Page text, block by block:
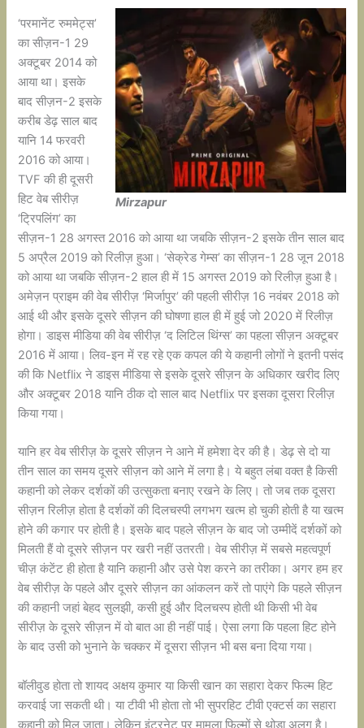
Mirzapur
‘परमानेंट रुममेट्स’
का सीज़न-1 29
अक्टूबर 2014 को
आया था। इसके
बाद सीज़न-2 इसके
करीब डेढ़ साल बाद
यानि 14 फरवरी
2016 को आया।
TVF की ही दूसरी
हिट वेब सीरीज़
‘ट्रिपलिंग’ का
सीज़न-1 28 अगस्त 2016 को आया था जबकि सीज़न-2 इसके तीन साल बाद
5 अप्रैल 2019 को रिलीज़ हुआ। ‘सेक्रेड गेम्स’ का सीज़न-1 28 जून 2018
को आया था जबकि सीज़न-2 हाल ही में 15 अगस्त 2019 को रिलीज़ हुआ है।
अमेज़न प्राइम की वेब सीरीज़ ‘मिर्जापुर’ की पहली सीरीज़ 16 नवंबर 2018 को
आई थी और इसके दूसरे सीज़न की घोषणा हाल ही में हुई जो 2020 में रिलीज़
होगा। डाइस मीडिया की वेब सीरीज़ ‘द लिटिल थिंग्स’ का पहला सीज़न अक्टूबर
2016 में आया। लिव-इन में रह रहे एक कपल की ये कहानी लोगों ने इतनी पसंद
की कि Netflix ने डाइस मीडिया से इसके दूसरे सीज़न के अधिकार खरीद लिए
और अक्टूबर 2018 यानि ठीक दो साल बाद Netflix पर इसका दूसरा रिलीज़
किया गया।
यानि हर वेब सीरीज़ के दूसरे सीज़न ने आने में हमेशा देर की है। डेढ़ से दो या
तीन साल का समय दूसरे सीज़न को आने में लगा है। ये बहुत लंबा वक्त है किसी
कहानी को लेकर दर्शकों की उत्सुकता बनाए रखने के लिए। तो जब तक दूसरा
सीज़न रिलीज़ होता है दर्शकों की दिलचस्पी लगभग खत्म हो चुकी होती है या खत्म
होने की कगार पर होती है। इसके बाद पहले सीज़न के बाद जो उम्मीदें दर्शकों को
मिलती हैं वो दूसरे सीज़न पर खरी नहीं उतरती। वेब सीरीज़ में सबसे महत्वपूर्ण
चीज़ कंटेंट ही होता है यानि कहानी और उसे पेश करने का तरीका। अगर हम हर
वेब सीरीज़ के पहले और दूसरे सीज़न का आंकलन करें तो पाएंगे कि पहले सीज़न
की कहानी जहां बेहद सुलझी, कसी हुई और दिलचस्प होती थी किसी भी वेब
सीरीज़ के दूसरे सीज़न में वो बात आ ही नहीं पाई। ऐसा लगा कि पहला हिट होने
के बाद उसी को भुनाने के चक्कर में दूसरा सीज़न भी बस बना दिया गया।
बॉलीवुड होता तो शायद अक्षय कुमार या किसी खान का सहारा देकर फिल्म हिट
करवाई जा सकती थी। या टीवी भी होता तो भी सुपरहिट टीवी एक्टर्स का सहारा
कहानी को मिल जाता। लेकिन इंटरनेट पर मामला फिल्मों से थोड़ा अलग है।